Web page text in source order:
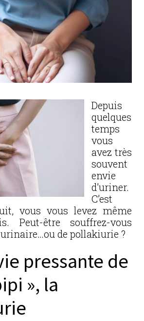
Depuis
quelques
temps
vous
avez très
souvent
envie
d’uriner.
C’est
vous vous levez même
Peut-être souffrez-vous
de pollakiurie ?
pressante de
», la